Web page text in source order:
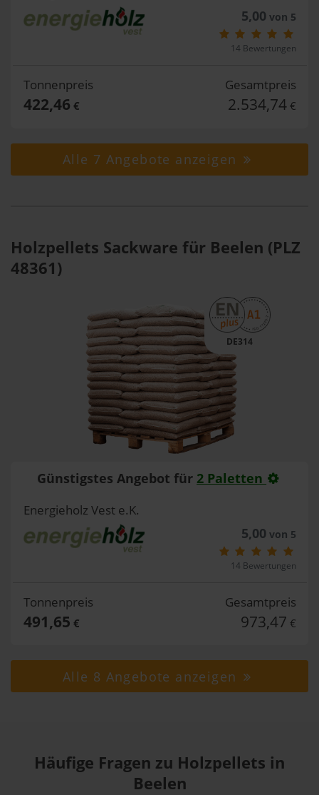
5,00 von 5
14 Bewertungen
Tonnenpreis
422,46 €
Gesamtpreis
2.534,74 €
Alle 7 Angebote anzeigen
Holzpellets Sackware für Beelen (PLZ
48361)
DE314
Günstigstes Angebot für 2 Paletten
Energieholz Vest e.K.
5,00 von 5
14 Bewertungen
Tonnenpreis
491,65 €
Gesamtpreis
973,47 €
Alle 8 Angebote anzeigen
Häufige Fragen zu Holzpellets in
Beelen